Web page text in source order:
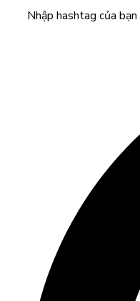
Nhập hashtag của